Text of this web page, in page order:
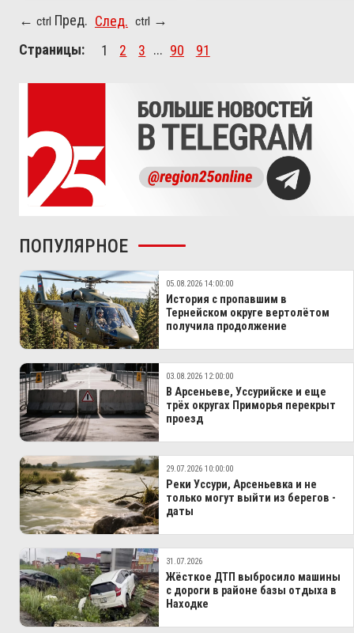
← ctrl Пред. След. ctrl →
Страницы: 1 2 3 ... 90 91
ПОПУЛЯРНОЕ
05.08.2026 14:00:00
История с пропавшим в
Тернейском округе вертолётом
получила продолжение
03.08.2026 12:00:00
В Арсеньеве, Уссурийске и еще
трёх округах Приморья перекрыт
проезд
29.07.2026 10:00:00
Реки Уссури, Арсеньевка и не
только могут выйти из берегов -
даты
31.07.2026
Жёсткое ДТП выбросило машины
с дороги в районе базы отдыха в
Находке